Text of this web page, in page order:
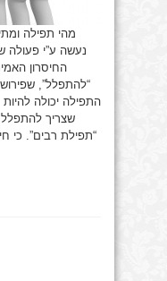
מהי תפילה
נעשה ע”י פעולה
החיסרון
“להתפלל”,
התפילה יכולה
שצריך להתפלל
“תפילת רבים”. כי